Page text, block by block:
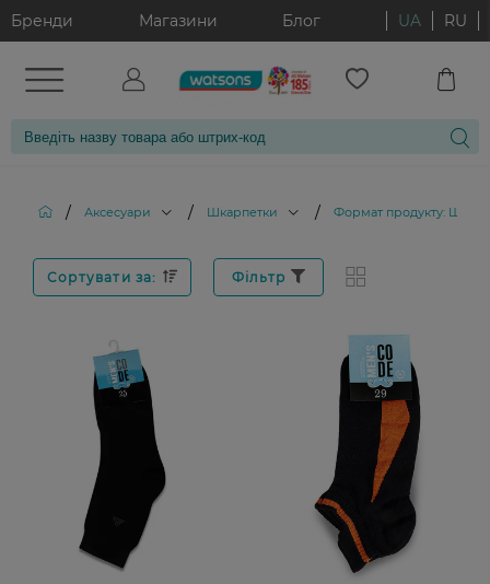
Бренди Магазини Блог UA RU
/ Аксесуари / Шкарпетки / Формат продукту:
Сортувати за: Фільтр